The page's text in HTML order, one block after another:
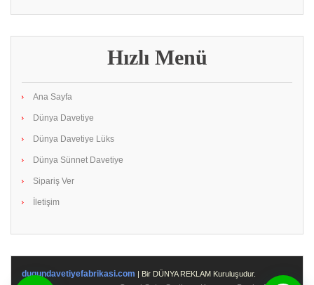
Hızlı Menü
Ana Sayfa
Dünya Davetiye
Dünya Davetiye Lüks
Dünya Sünnet Davetiye
Sipariş Ver
İletişim
dugundavetiyefabrikasi.com | Bir DÜNYA REKLAM Kuruluşudur.